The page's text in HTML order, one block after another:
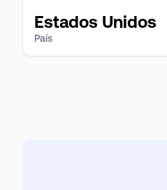
Estados Unidos
País